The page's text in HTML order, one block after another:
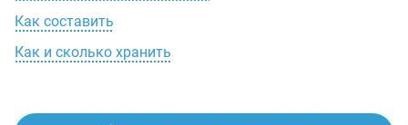
Как составить
Как и сколько хранить